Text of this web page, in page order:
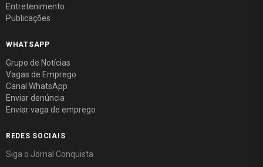
Entretenimento
Publicações
WHATSAPP
Grupo de Notícias
Vagas de Emprego
Canal WhatsApp
Enviar denúncia
Enviar vaga de emprego
REDES SOCIAIS
Siga o Jornal Conquista